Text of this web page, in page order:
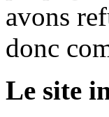
avons
donc
Le site